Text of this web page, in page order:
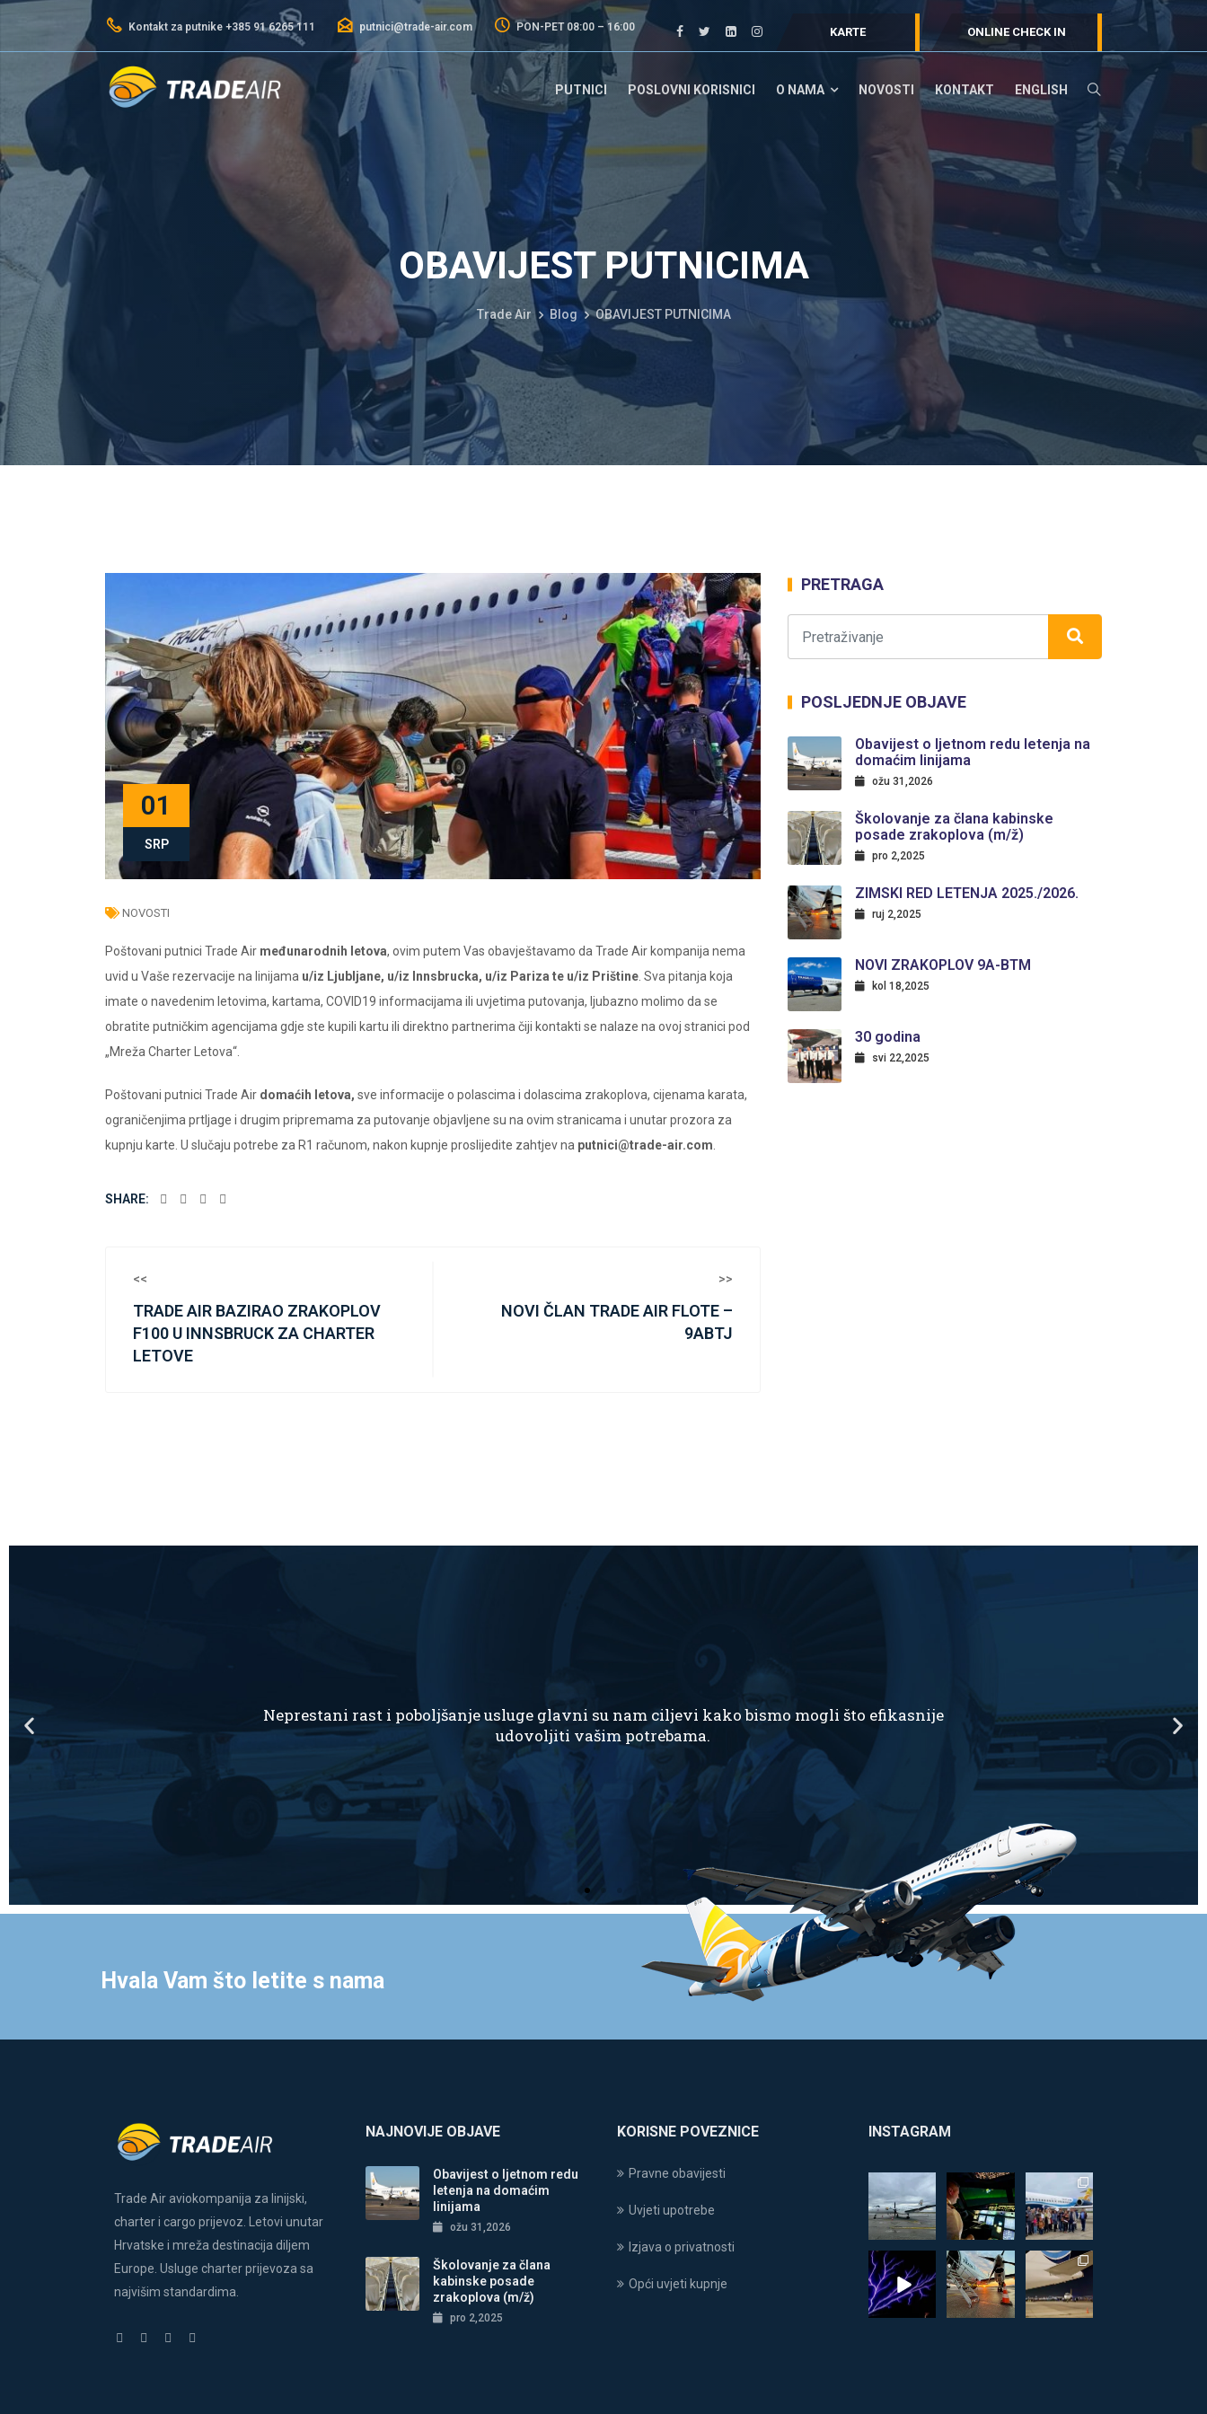
Kontakt za putnike +385 91 6265 111 putnici@trade-air.com PON-PET 08:00 – 16:00 KARTE ONLINE CHECK IN
PUTNICI POSLOVNI KORISNICI O NAMA NOVOSTI KONTAKT ENGLISH
OBAVIJEST PUTNICIMA
Trade Air Blog OBAVIJEST PUTNICIMA
01
SRP
NOVOSTI
Poštovani putnici Trade Air međunarodnih letova, ovim putem Vas obavještavamo da Trade Air kompanija nema
uvid u Vaše rezervacije na linijama u/iz Ljubljane, u/iz Innsbrucka, u/iz Pariza te u/iz Prištine . Sva pitanja koja
imate o navedenim letovima, kartama, COVID19 informacijama ili uvjetima putovanja, ljubazno molimo da se
obratite putničkim agencijama gdje ste kupili kartu ili direktno partnerima čiji kontakti se nalaze na ovoj stranici pod
„Mreža Charter Letova“.
Poštovani putnici Trade Air domaćih letova, sve informacije o polascima i dolascima zrakoplova, cijenama karata,
ograničenjima prtljage i drugim pripremama za putovanje objavljene su na ovim stranicama i unutar prozora za
kupnju karte. U slučaju potrebe za R1 računom, nakon kupnje proslijedite zahtjev na putnici@trade-air.com
SHARE:
<<
TRADE AIR BAZIRAO ZRAKOPLOV
F100 U INNSBRUCK ZA CHARTER
LETOVE
>>
NOVI ČLAN TRADE AIR FLOTE –
9ABTJ
PRETRAGA
POSLJEDNJE OBJAVE
Obavijest o ljetnom redu letenja na
domaćim linijama
ožu 31,2026
Školovanje za člana kabinske
posade zrakoplova (m/ž)
pro 2,2025
ZIMSKI RED LETENJA 2025./2026.
ruj 2,2025
NOVI ZRAKOPLOV 9A-BTM
kol 18,2025
30 godina
svi 22,2025
Hvala Vam što letite s nama
Trade Air aviokompanija za linijski,
charter i cargo prijevoz. Letovi unutar
Hrvatske i mreža destinacija diljem
Europe. Usluge charter prijevoza sa
najvišim standardima.
NAJNOVIJE OBJAVE
Obavijest o ljetnom redu
letenja na domaćim
linijama
ožu 31,2026
Školovanje za člana
kabinske posade
zrakoplova (m/ž)
pro 2,2025
KORISNE POVEZNICE
Pravne obavijesti
Uvjeti upotrebe
Izjava o privatnosti
Opći uvjeti kupnje
INSTAGRAM